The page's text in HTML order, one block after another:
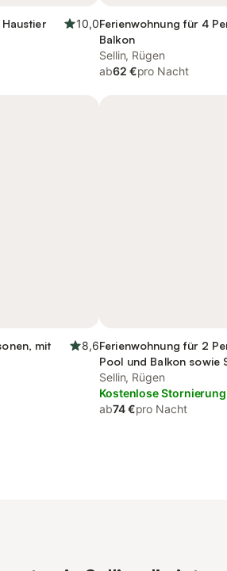
10,0Ferienwohnung für 4
Balkon
Sellin, Rügen
ab62 €pro Nacht
mit
8,6Ferienwohnung für 2
Pool und Balkon sowie
Haustier
Sellin, Rügen
Kostenlose Stornierung
ab74 €pro Nacht